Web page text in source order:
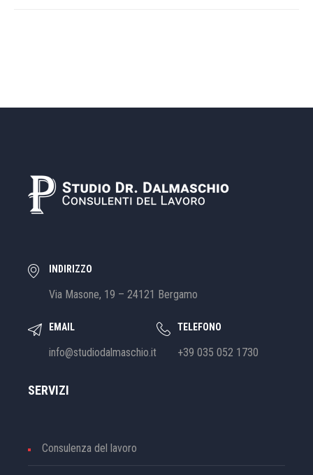
INDIRIZZO
Via Masone, 19 – 24121 Bergamo
EMAIL
info@studiodalmaschio.it
TELEFONO
+39 035 052 1730
SERVIZI
Consulenza del lavoro